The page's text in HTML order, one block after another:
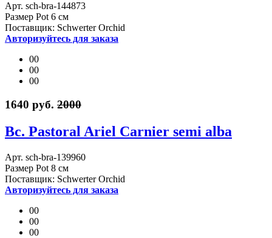
Арт. sch-bra-144873
Размер Pot 6 см
Поставщик: Schwerter Orchid
Авторизуйтесь для заказа
00
00
00
1640 руб. 2000
Bc. Pastoral Ariel Carnier semi alba
Арт. sch-bra-139960
Размер Pot 8 см
Поставщик: Schwerter Orchid
Авторизуйтесь для заказа
00
00
00